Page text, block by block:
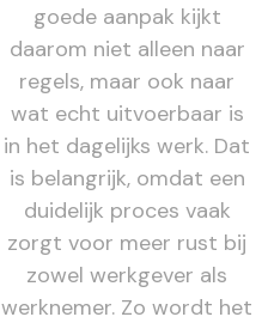
goede aanpak kijkt
daarom niet alleen naar
regels, maar ook naar
wat echt uitvoerbaar is
in het dagelijks werk. Dat
is belangrijk, omdat een
duidelijk proces vaak
zorgt voor meer rust bij
zowel werkgever als
werknemer. Zo wordt het